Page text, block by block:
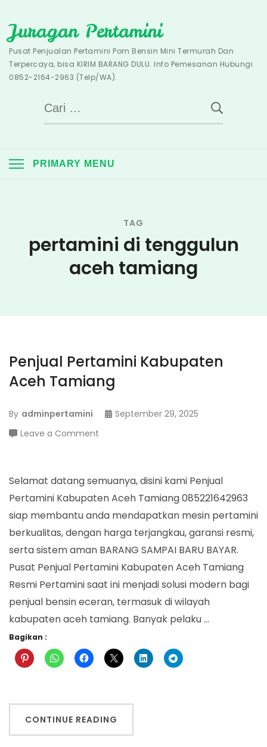
to
content
Juragan Pertamini
Pusat Penjualan Pertamini Pom Bensin Mini Termurah Dan
Terpercaya, bisa KIRIM BARANG DULU. Info Pemesanan Hubungi
0852-2164-2963 (Telp/WA).
Cari
untuk:
PRIMARY MENU
TAG
pertamini di tenggulun
aceh tamiang
Penjual Pertamini Kabupaten
Aceh Tamiang
By adminpertamini
September 29, 2025
Leave a Comment
Kabupaten
Aceh
Tamiang
Selamat datang semuanya, disini kami Penjual
Pertamini Kabupaten Aceh Tamiang 085221642963
siap membantu anda mendapatkan mesin pertamini
berkualitas, dengan harga terjangkau, garansi resmi,
serta sistem aman BARANG SAMPAI BARU BAYAR.
Pusat Penjual Pertamini Kabupaten Aceh Tamiang
Resmi Pertamini saat ini menjadi solusi modern bagi
penjual bensin eceran, termasuk di wilayah
kabupaten aceh tamiang. Banyak pelaku …
Bagikan :
CONTINUE READING